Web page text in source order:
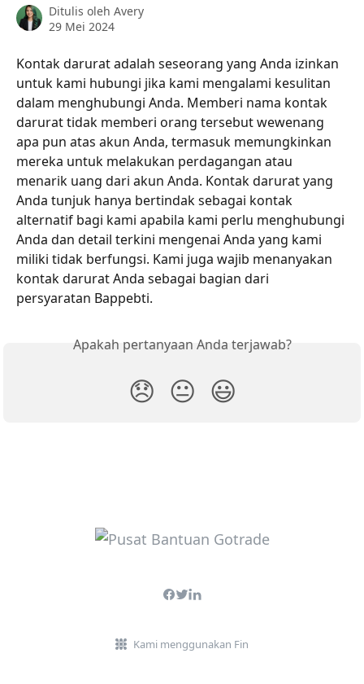
Ditulis oleh Avery
29 Mei 2024
Kontak darurat adalah seseorang yang Anda izinkan
untuk kami hubungi jika kami mengalami kesulitan
dalam menghubungi Anda. Memberi nama kontak
darurat tidak memberi orang tersebut wewenang
apa pun atas akun Anda, termasuk memungkinkan
mereka untuk melakukan perdagangan atau
menarik uang dari akun Anda. Kontak darurat yang
Anda tunjuk hanya bertindak sebagai kontak
alternatif bagi kami apabila kami perlu menghubungi
Anda dan detail terkini mengenai Anda yang kami
miliki tidak berfungsi. Kami juga wajib menanyakan
kontak darurat Anda sebagai bagian dari
persyaratan Bappebti.
Apakah pertanyaan Anda terjawab?
😞 😐 😃
Kami menggunakan Fin